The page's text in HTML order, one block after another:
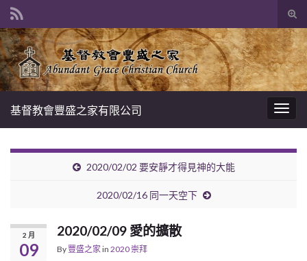
Search for:
基督教會豐盛之家有限公司
2020/02/02 要安靜才得見神的大能
2020/02/16 同一天空下
2 月
09
2020/02/09 愛的擴散
By 豐盛之家in 2020 崇拜